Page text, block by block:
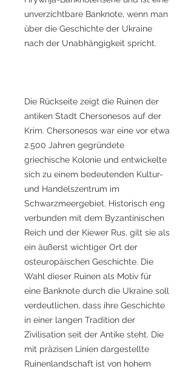
unverzichtbare Banknote, wenn man
über die Geschichte der Ukraine
nach der Unabhängigkeit spricht.
Die Rückseite zeigt die Ruinen der
antiken Stadt Chersonesos auf der
Krim. Chersonesos war eine vor etwa
2.500 Jahren gegründete
griechische Kolonie und entwickelte
sich zu einem bedeutenden Kultur-
und Handelszentrum im
Schwarzmeergebiet. Historisch eng
verbunden mit dem Byzantinischen
Reich und der Kiewer Rus, gilt sie als
ein äußerst wichtiger Ort der
osteuropäischen Geschichte. Die
Wahl dieser Ruinen als Motiv für
eine Banknote durch die Ukraine soll
verdeutlichen, dass ihre Geschichte
in einer langen Tradition der
Zivilisation seit der Antike steht. Die
mit präzisen Linien dargestellte
Ruinenlandschaft ist von hohem